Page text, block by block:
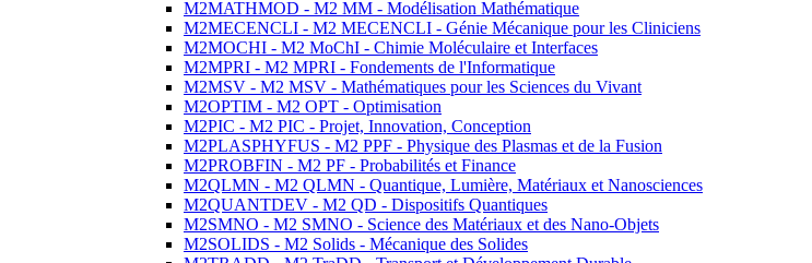
M2MATHMOD - M2 MM - Modélisation Mathématique
M2MECENCLI - M2 MECENCLI - Génie Mécanique pour les Cliniciens
M2MOCHI - M2 MoChI - Chimie Moléculaire et Interfaces
M2MPRI - M2 MPRI - Fondements de l'Informatique
M2MSV - M2 MSV - Mathématiques pour les Sciences du Vivant
M2OPTIM - M2 OPT - Optimisation
M2PIC - M2 PIC - Projet, Innovation, Conception
M2PLASPHYFUS - M2 PPF - Physique des Plasmas et de la Fusion
M2PROBFIN - M2 PF - Probabilités et Finance
M2QLMN - M2 QLMN - Quantique, Lumière, Matériaux et Nanosciences
M2QUANTDEV - M2 QD - Dispositifs Quantiques
M2SMNO - M2 SMNO - Science des Matériaux et des Nano-Objets
M2SOLIDS - M2 Solids - Mécanique des Solides